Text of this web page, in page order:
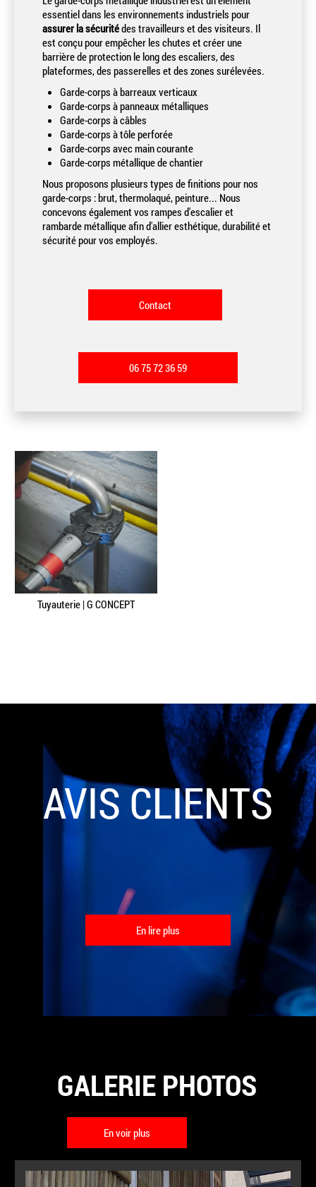
essentiel dans les environnements industriels pour
assurer la sécuritédes travailleurs et des visiteurs. Il
est conçu pour empêcher les chutes et créer une
barrière de protection le long des escaliers, des
plateformes, des passerelles et des zones surélevées.
Garde-corps à barreaux verticaux
Garde-corps à panneaux métalliques
Garde-corps à câbles
Garde-corps à tôle perforée
Garde-corps avec main courante
Garde-corps métallique de chantier
Nous proposons plusieurs types de finitions pour nos
garde-corps : brut, thermolaqué, peinture... Nous
concevons également vos rampes d'escalier et
rambarde métallique afin d'allier esthétique, durabilité et
sécurité pour vos employés.
Contact
06 75 72 36 59
Tuyauterie | G CONCEPT
AVIS CLIENTS
En lire plus
GALERIE PHOTOS
En voir plus